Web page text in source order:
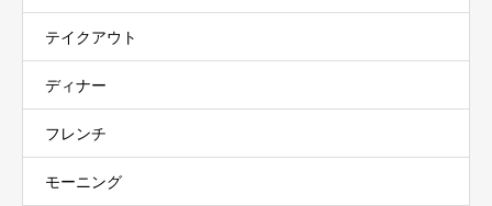
テイクアウト
ディナー
フレンチ
モーニング